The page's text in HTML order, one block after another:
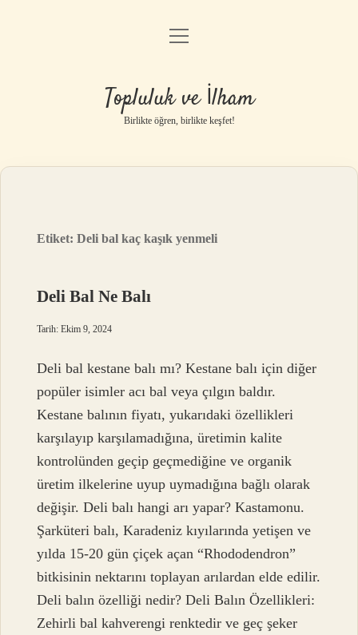
Anasayfa
Gizlilik Politikası
Yasal Uyarı
menüyü
Topluluk ve İlham
Birlikte öğren, birlikte keşfet!
Etiket:Deli bal kaç kaşık yenmeli
Deli Bal Ne Balı
Tarih: Ekim 9, 2024
Deli bal kestane balı mı? Kestane balı için diğer
popüler isimler acı bal veya çılgın baldır.
Kestane balının fiyatı, yukarıdaki özellikleri
karşılayıp karşılamadığına, üretimin kalite
kontrolünden geçip geçmediğine ve organik
üretim ilkelerine uyup uymadığına bağlı olarak
değişir. Deli balı hangi arı yapar? Kastamonu.
Şarküteri balı, Karadeniz kıyılarında yetişen ve
yılda 15-20 gün çiçek açan “Rhododendron”
bitkisinin nektarını toplayan arılardan elde edilir.
Deli balın özelliği nedir? Deli Balın Özellikleri:
Zehirli bal kahverengi renktedir ve geç şeker